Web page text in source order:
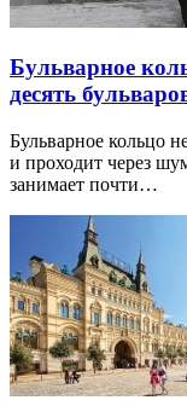
Бульварное
десять
Бульварное кольцо
и проходит через
занимает почти…